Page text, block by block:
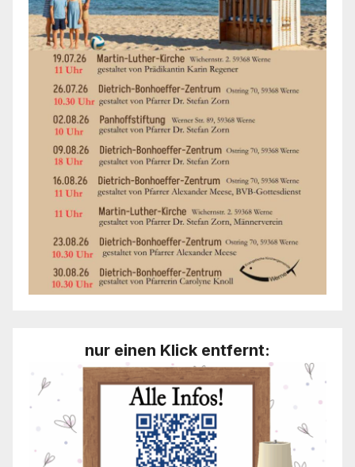
nur einen Klick entfernt: